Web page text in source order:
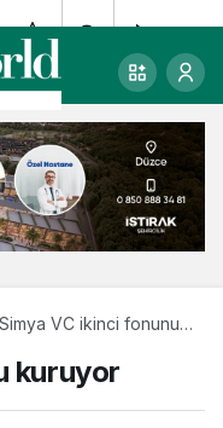
Simya VC ikinci fonunu
kuruyor
0 Paylaş